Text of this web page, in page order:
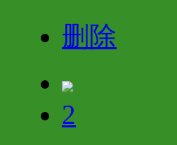
删除
2